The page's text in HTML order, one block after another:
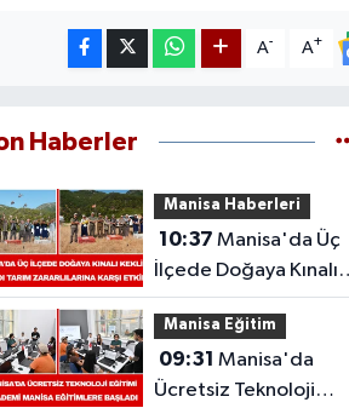
A- A+
Haberler
Manisa Haberleri
10:37 Manisa'da Üç
İlçede Doğaya Kınalı
Keklik Salındı: Tarım
Zararlılarına Karşı Etkili
Manisa Eğitim
09:31 Manisa'da
Ücretsiz Teknoloji